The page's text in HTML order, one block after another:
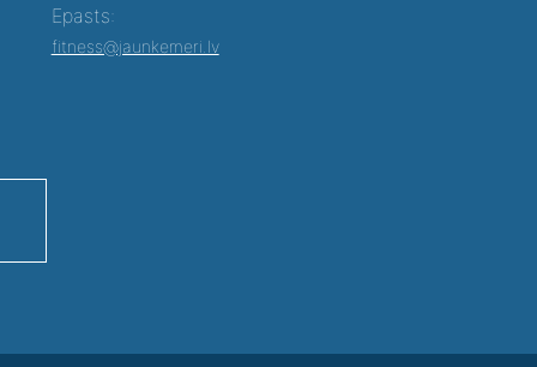
Epasts:
fitness@jaunkemeri.lv